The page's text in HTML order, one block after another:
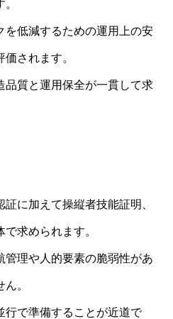
を低減するための運用上の安
されます。
品質と運用保全が一貫して求
に加えて操縦者技能証明、
求められます。
管理や人的要素の脆弱性があ
。
行で準備することが近道で